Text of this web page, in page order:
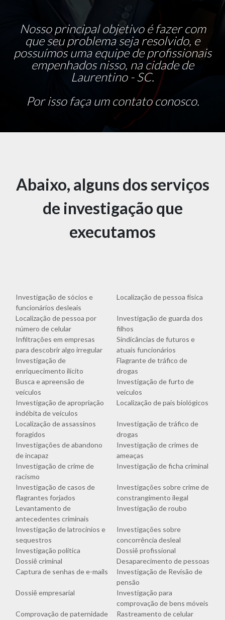
Nosso principal objetivo é fazer com
que seu problema seja resolvido, e
possuímos uma equipe de profissionais
empenhados nisso, na cidade de
Laurentino - SC.
Por isso faça um contato conosco.
Abaixo, alguns dos serviços
de investigação que
executamos
Investigação de sócios e
funcionários desleais
Localização de pessoa física
Localização de pessoa por
número de celular
Investigação de guarda dos
filhos
Infiltrações em empresas
para descobrir algo irregular
Sindicâncias de futuros e
atuais funcionários
Investigação de
enriquecimento ilícito
Flagrante de tráfico de
drogas
Busca e apreensão de
veículos
Investigação de furto de
veículos
Investigação de apropriação
indébita de veículos
Localização de pais biológicos
Localização de assassinos
foragidos
Investigação de tráfico de
drogas
Investigações de abandono
de incapaz
Investigação de crimes de
ameaças
Investigação de crime de
racismo
Investigação de ficha criminal
Investigação de casos de
flagrantes forjados
Investigações sobre crime de
constrangimento ilegal
Levantamento de
antecedentes criminais
Investigação de roubo
Investigação de latrocínios e
sequestros
Investigações sobre
concorrência desleal
Investigação política
Dossiê profissional
Dossiê criminal
Desaparecimento de pessoas
Captura de senhas de e-mails
Investigação de Revisão de
pensão
Dossiê empresarial
Investigação para
comprovação de bens móveis
Comprovação de paternidade
Rastreamento de celular